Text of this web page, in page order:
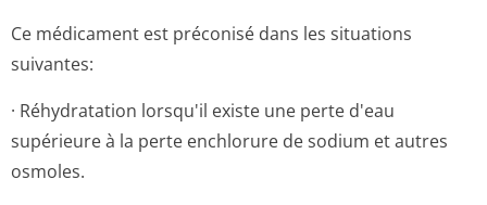
Ce médicament est préconisé dans les situations
suivantes:
· Réhydratation lorsqu'il existe une perte d'eau
supérieure à la perte enchlorure de sodium et autres
osmoles.